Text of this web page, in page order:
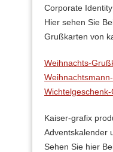
Corporate Identity
Hier sehen Sie
Grußkarten von
Weihnachts-
Kaiser-grafix
Adventskalender
Sehen Sie hier